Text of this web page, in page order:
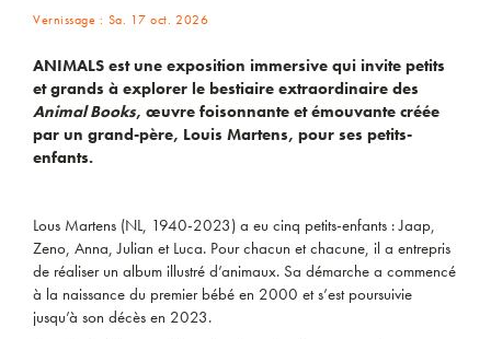
Vernissage : Sa. 17 oct. 2026
ANIMALS est une exposition immersive qui invite petits
et grands à explorer le bestiaire extraordinaire des
Animal Books, œuvre foisonnante et émouvante créée
par un grand-père, Louis Martens, pour ses petits-
enfants.
Lous Martens (NL, 1940-2023) a eu cinq petits-enfants : Jaap,
Zeno, Anna, Julian et Luca. Pour chacun et chacune, il a entrepris
de réaliser un album illustré d’animaux. Sa démarche a commencé
à la naissance du premier bébé en 2000 et s’est poursuivie
jusqu’à son décès en 2023.